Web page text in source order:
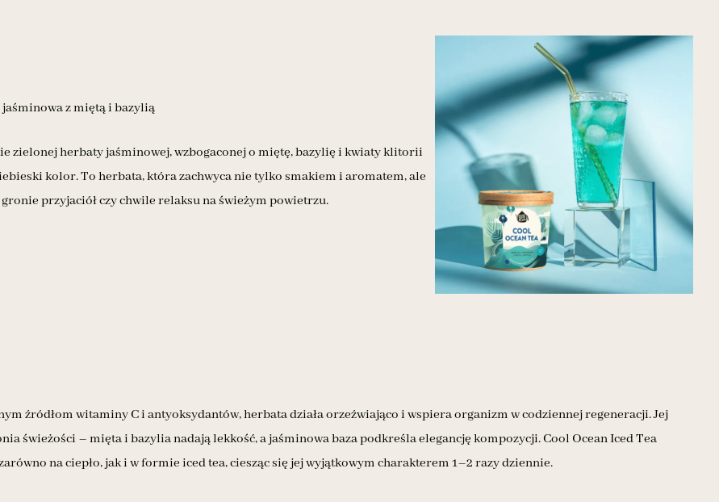
z miętą i bazylią
zielonej herbaty jaśminowej, wzbogaconej o miętę, bazylię i kwiaty klitorii
kolor. To herbata, która zachwyca nie tylko smakiem i aromatem, ale
przyjaciół czy chwile relaksu na świeżym powietrzu.
źródłom witaminy C i antyoksydantów, herbata działa orzeźwiająco i wspiera organizm w codziennej regeneracji. Jej
świeżości – mięta i bazylia nadają lekkość, a jaśminowa baza podkreśla elegancję kompozycji. Cool Ocean Iced Tea
na ciepło, jak i w formie iced tea, ciesząc się jej wyjątkowym charakterem 1–2 razy dziennie.